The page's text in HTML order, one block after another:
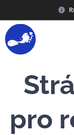
pro